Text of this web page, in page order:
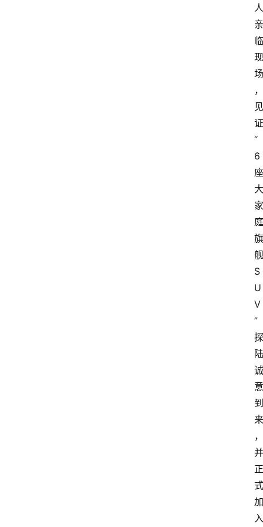
人
亲
临
现
场
，
见
证
“
6
座
大
家
庭
旗
舰
S
U
V
”
探
陆
诚
意
到
来
，
并
正
式
加
入